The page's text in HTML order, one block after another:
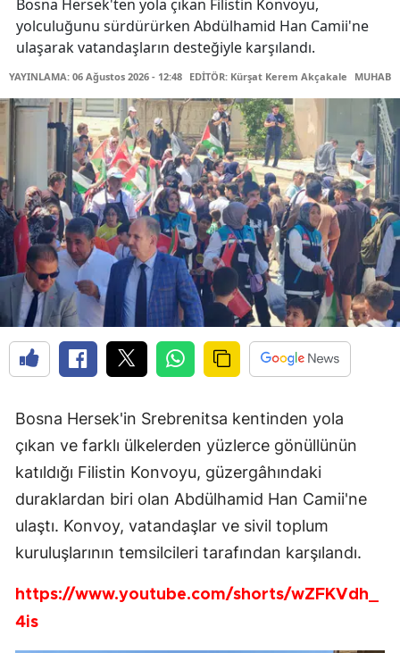
Bosna Hersek'ten yola çıkan Filistin Konvoyu,
yolculuğunu sürdürürken Abdülhamid Han Camii'ne
ulaşarak vatandaşların desteğiyle karşılandı.
YAYINLAMA: 06 Ağustos 2026 - 12:48 EDİTÖR: Kürşat Kerem Akçakale
Bosna Hersek'in Srebrenitsa kentinden yola
çıkan ve farklı ülkelerden yüzlerce gönüllünün
katıldığı Filistin Konvoyu, güzergâhındaki
duraklardan biri olan Abdülhamid Han Camii'ne
ulaştı. Konvoy, vatandaşlar ve sivil toplum
kuruluşlarının temsilcileri tarafından karşılandı.
https://www.youtube.com/shorts/wZFKVdh_
4is